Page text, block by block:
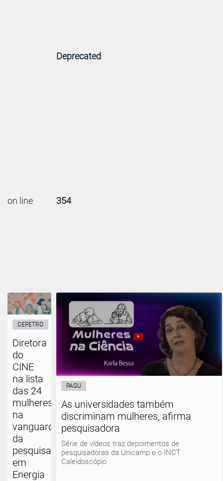
Deprecated
on line 354
CEPETRO
Diretora
do
CINE
na lista
das 24
mulheres
na
vanguarda
da
pesquisa
em
Energia
PAGU
As universidades também
discriminam mulheres, afirma
pesquisadora
Série de vídeos traz depoimentos de
pesquisadoras da Unicamp e o INCT
Caleidoscópio